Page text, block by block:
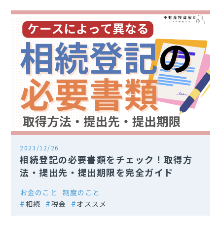
2023/12/26
相続登記の必要書類をチェック！取得方
法・提出先・提出期限を完全ガイド
お金のこと
制度のこと
相続
税金 オススメ